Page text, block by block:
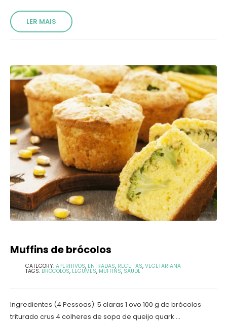
LER MAIS
Muffins de brócolos
CATEGORY: APERITIVOS, ENTRADAS, RECEITAS, VEGETARIANA
TAGS: BRÓCOLOS, LEGUMES, MUFFINS, SAÚDE
Ingredientes (4 Pessoas): 5 claras 1 ovo 100 g de brócolos
triturado crus 4 colheres de sopa de queijo quark ...